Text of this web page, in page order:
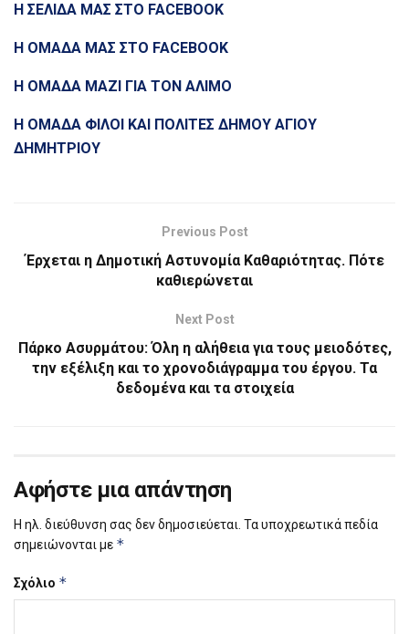
Η ΣΕΛΙΔΑ ΜΑΣ ΣΤΟ FACEBOOK
Η ΟΜΑΔΑ ΜΑΣ ΣΤΟ FACEBOOK
Η ΟΜΑΔΑ ΜΑΖΙ ΓΙΑ ΤΟΝ ΑΛΙΜΟ
Η ΟΜΑΔΑ ΦΙΛΟΙ ΚΑΙ ΠΟΛΙΤΕΣ ΔΗΜΟΥ ΑΓΙΟΥ
ΔΗΜΗΤΡΙΟΥ
Previous Post
Έρχεται η Δημοτική Αστυνομία Καθαριότητας. Πότε
καθιερώνεται
Next Post
Πάρκο Ασυρμάτου: Όλη η αλήθεια για τους μειοδότες,
την εξέλιξη και το χρονοδιάγραμμα του έργου. Τα
δεδομένα και τα στοιχεία
Αφήστε μια απάντηση
Η ηλ. διεύθυνση σας δεν δημοσιεύεται. Τα υποχρεωτικά πεδία
σημειώνονται με *
Σχόλιο *